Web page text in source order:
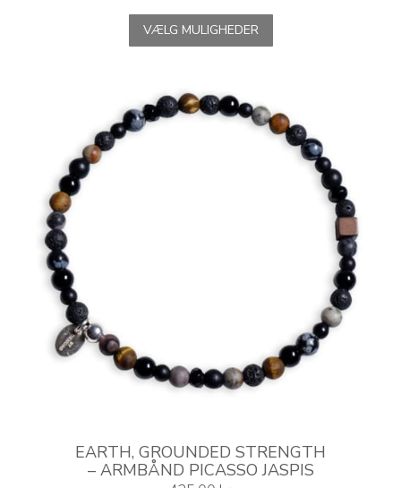
VÆLG MULIGHEDER Dette
har
kan
vælges
på
varesiden
EARTH, GROUNDED STRENGTH
– ARMBÅND PICASSO JASPIS